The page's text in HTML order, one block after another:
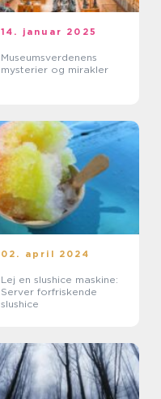
14. januar 2025
Museumsverdenens
mysterier og mirakler
02. april 2024
Lej en slushice maskine:
Server forfriskende
slushice